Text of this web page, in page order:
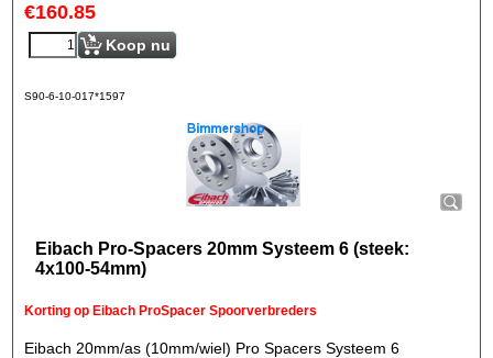
€160.85
Koop nu
S90-6-10-017*1597
Eibach Pro-Spacers 20mm Systeem 6 (steek:
4x100-54mm)
Korting op Eibach ProSpacer Spoorverbreders
Eibach 20mm/as (10mm/wiel) Pro Spacers Systeem 6